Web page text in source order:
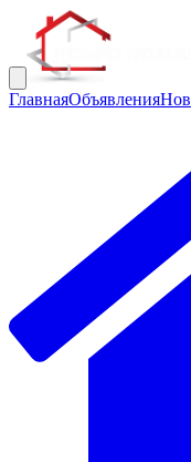
ГлавнаяОбъявления